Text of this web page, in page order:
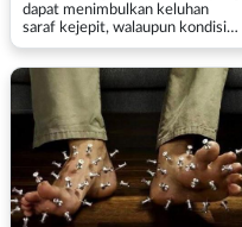
dapat menimbulkan keluhan
saraf kejepit, walaupun kondisi
ini sebenarnya jarang terjadi.
masih belum banyak mengetahui
mengenai penya...